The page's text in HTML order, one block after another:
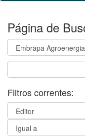
Página de
Filtros correntes: